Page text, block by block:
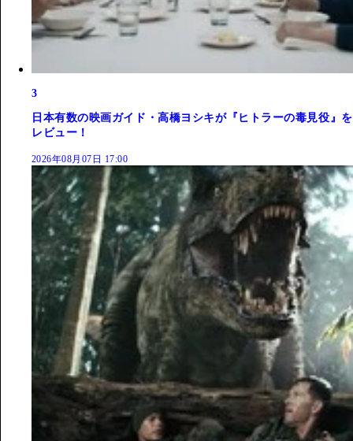
3
日本有数の映画ガイド・高橋ヨシキが『ヒトラーの毒見役』を
レビュー！
2026年08月07日 17:00